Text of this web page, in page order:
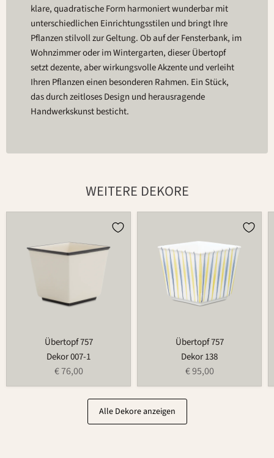
klare, quadratische Form harmoniert wunderbar mit
unterschiedlichen Einrichtungsstilen und bringt Ihre
Pflanzen stilvoll zur Geltung. Ob auf der Fensterbank, im
Wohnzimmer oder im Wintergarten, dieser Übertopf
setzt dezente, aber wirkungsvolle Akzente und verleiht
Ihren Pflanzen einen besonderen Rahmen. Ein Stück,
das durch zeitloses Design und herausragende
Handwerkskunst besticht.
WEITERE DEKORE
Übertopf 757
Dekor 007-1
€ 76,00
Übertopf 757
Dekor 138
€ 95,00
Alle Dekore anzeigen